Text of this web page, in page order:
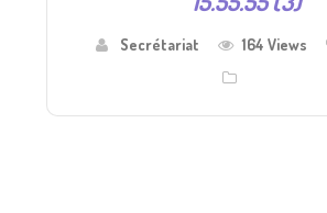
Secrétariat 164 Views